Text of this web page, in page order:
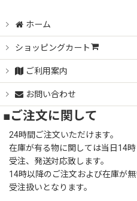
ホーム
ショッピングカート
ご利用案内
お問い合わせ
■ご注文に関して
24時間ご注文いただけます。
在庫が有る物に関しては当日14
受注、発送対応致します。
14時以降のご注文および在庫が
受注扱いとなります。